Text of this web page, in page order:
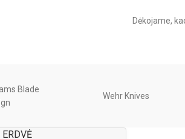
Dėkojame,
Blade
Wehr Knives